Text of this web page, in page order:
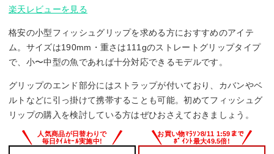
楽天レビューを見る
格安の小型フィッシュグリップを求める方におすすめのアイテ
ム。サイズは190mm・重さは111gのストレートグリップタイプ
で、小〜中型の魚であれば十分対応できるモデルです。
グリップのエンド部分にはストラップが付いており、カバンやベ
ルトなどに引っ掛けて携帯することも可能。初めてフィッシュグ
リップの購入を検討している方はぜひおさえておきましょう。